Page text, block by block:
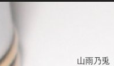
山雨乃兎